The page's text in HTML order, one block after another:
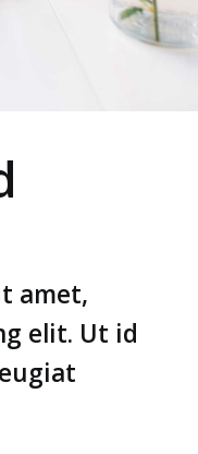
amet,
elit. Ut id